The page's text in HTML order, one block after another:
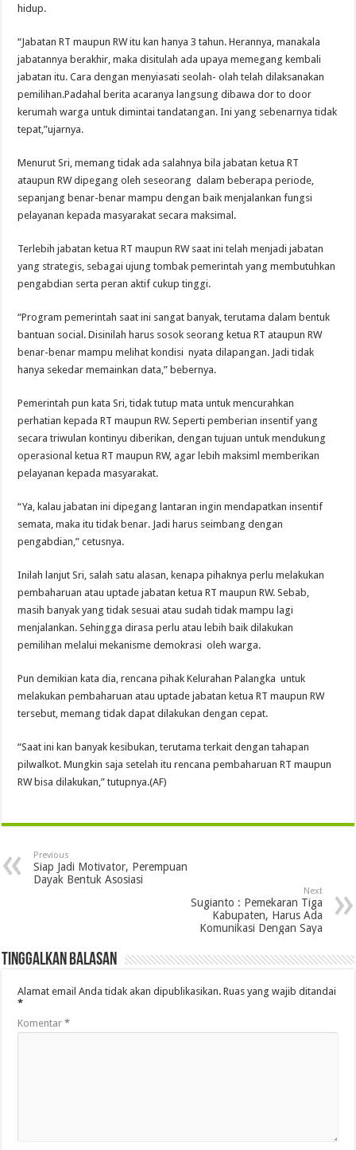
hidup.
“Jabatan RT maupun RW itu kan hanya 3 tahun. Herannya, manakala
jabatannya berakhir, maka disitulah ada upaya memegang kembali
jabatan itu. Cara dengan menyiasati seolah- olah telah dilaksanakan
pemilihan.Padahal berita acaranya langsung dibawa dor to door
kerumah warga untuk dimintai tandatangan. Ini yang sebenarnya tidak
tepat,”ujarnya.
Menurut Sri, memang tidak ada salahnya bila jabatan ketua RT
ataupun RW dipegang oleh seseorang dalam beberapa periode,
sepanjang benar-benar mampu dengan baik menjalankan fungsi
pelayanan kepada masyarakat secara maksimal.
Terlebih jabatan ketua RT maupun RW saat ini telah menjadi jabatan
yang strategis, sebagai ujung tombak pemerintah yang membutuhkan
pengabdian serta peran aktif cukup tinggi.
“Program pemerintah saat ini sangat banyak, terutama dalam bentuk
bantuan social. Disinilah harus sosok seorang ketua RT ataupun RW
benar-benar mampu melihat kondisi nyata dilapangan. Jadi tidak
hanya sekedar memainkan data,” bebernya.
Pemerintah pun kata Sri, tidak tutup mata untuk mencurahkan
perhatian kepada RT maupun RW. Seperti pemberian insentif yang
secara triwulan kontinyu diberikan, dengan tujuan untuk mendukung
operasional ketua RT maupun RW, agar lebih maksiml memberikan
pelayanan kepada masyarakat.
“Ya, kalau jabatan ini dipegang lantaran ingin mendapatkan insentif
semata, maka itu tidak benar. Jadi harus seimbang dengan
pengabdian,” cetusnya.
Inilah lanjut Sri, salah satu alasan, kenapa pihaknya perlu melakukan
pembaharuan atau uptade jabatan ketua RT maupun RW. Sebab,
masih banyak yang tidak sesuai atau sudah tidak mampu lagi
menjalankan. Sehingga dirasa perlu atau lebih baik dilakukan
pemilihan melalui mekanisme demokrasi oleh warga.
Pun demikian kata dia, rencana pihak Kelurahan Palangka untuk
melakukan pembaharuan atau uptade jabatan ketua RT maupun RW
tersebut, memang tidak dapat dilakukan dengan cepat.
“Saat ini kan banyak kesibukan, terutama terkait dengan tahapan
pilwalkot. Mungkin saja setelah itu rencana pembaharuan RT maupun
RW bisa dilakukan,” tutupnya.(AF)
Previous
Siap Jadi Motivator, Perempuan
Dayak Bentuk Asosiasi
Next
Sugianto : Pemekaran Tiga
Kabupaten, Harus Ada
Komunikasi Dengan Saya
Tinggalkan Balasan
Alamat email Anda tidak akan dipublikasikan. Ruas yang wajib ditandai
*
Komentar*